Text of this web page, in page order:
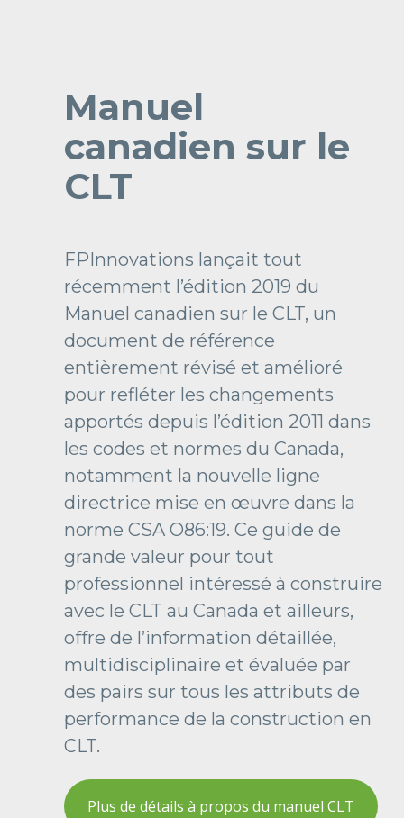
Manuel
canadien sur le
CLT
FPInnovations lançait tout
récemment l’édition 2019 du
Manuel canadien sur le CLT, un
document de référence
entièrement révisé et amélioré
pour refléter les changements
apportés depuis l’édition 2011 dans
les codes et normes du Canada,
notamment la nouvelle ligne
directrice mise en œuvre dans la
norme CSA O86:19. Ce guide de
grande valeur pour tout
professionnel intéressé à construire
avec le CLT au Canada et ailleurs,
offre de l’information détaillée,
multidisciplinaire et évaluée par
des pairs sur tous les attributs de
performance de la construction en
CLT.
Plus de détails à propos du manuel CLT